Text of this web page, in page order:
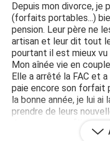
Depuis mon divorce, je
(forfaits portables...)
pension. Leur père ne
artisan et leur dit tout
pourtant il est mieux vu
Mon aînée vie en
Elle a arrêté la FAC et
paie encore son forfait
la bonne année, je lui ai
prendre de leurs
de nounou, ma fille ne
mon fils lui a dit que je